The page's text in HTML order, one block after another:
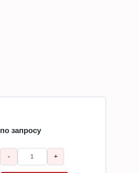
по запросу
- +